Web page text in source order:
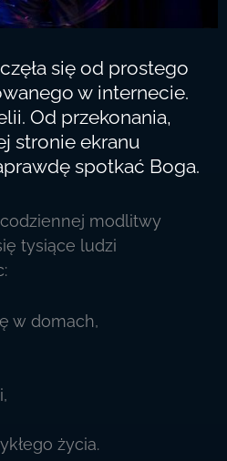
się od prostego
w internecie.
Od przekonania,
stronie ekranu
spotkać Boga.
modlitwy
tysiące ludzi
w domach,
życia.